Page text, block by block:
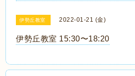
伊勢丘教室 2022-01-21 (金)
伊勢丘教室 15:30〜18:20